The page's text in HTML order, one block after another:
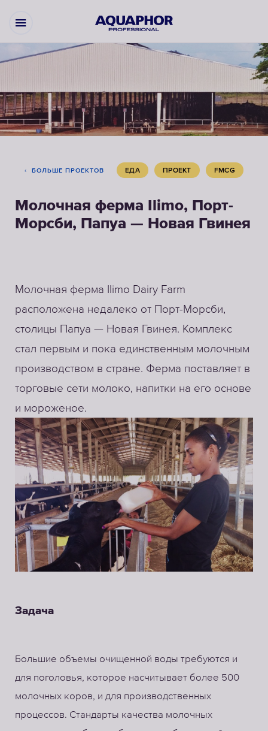
БОЛЬШЕ ПРОЕКТОВ ЕДА ПРОЕКТ FMCG
Молочная ферма Ilimo, Порт-
Морсби, Папуа — Новая Гвинея
Молочная ферма Ilimo Dairy Farm
расположена недалеко от Порт-Морсби,
столицы Папуа — Новая Гвинея. Комплекс
стал первым и пока единственным молочным
производством в стране. Ферма поставляет в
торговые сети молоко, напитки на его основе
и мороженое.
Задача
Большие объемы очищенной воды требуются и
для поголовья, которое насчитывает более 500
молочных коров, и для производственных
процессов. Стандарты качества молочных